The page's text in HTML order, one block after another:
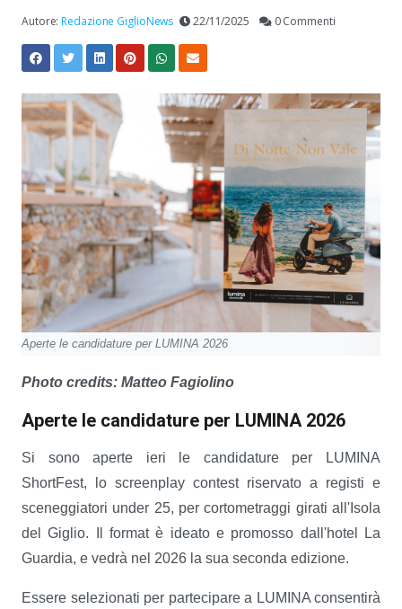
Autore:Redazione GiglioNews 22/11/2025 0 Commenti
Aperte le candidature per LUMINA 2026
Photo credits: Matteo Fagiolino
Aperte le candidature per LUMINA 2026
Si sono aperte ieri le candidature per LUMINA
ShortFest, lo screenplay contest riservato a registi e
sceneggiatori under 25, per cortometraggi girati all'Isola
del Giglio. Il format è ideato e promosso dall'hotel La
Guardia, e vedrà nel 2026 la sua seconda edizione.
Essere selezionati per partecipare a LUMINA consentirà